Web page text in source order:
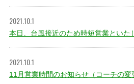
2021.10.1
本日、台風接近のため時短営業といた
2021.10.1
11月営業時間のお知らせ（コーチの変